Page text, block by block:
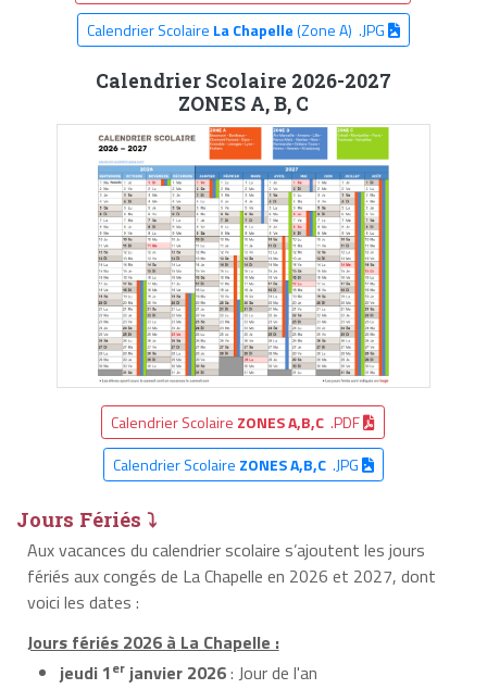
Calendrier Scolaire La Chapelle(Zone A) .JPG
Calendrier Scolaire 2026-2027
ZONES A, B, C
Calendrier Scolaire ZONES A,B,C .PDF
Calendrier Scolaire ZONES A,B,C.JPG
Jours Fériés ⤵
Aux vacances du calendrier scolaire s’ajoutent les jours
fériés aux congés de La Chapelle en 2026 et 2027, dont
voici les dates :
Jours fériés 2026 à La Chapelle :
jeudi 1er janvier 2026: Jour de l'an